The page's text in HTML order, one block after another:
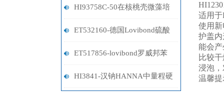
HI93700-03氨氮试剂的区别
HI93758C-50在核桃壳微藻培
养基中P利用率检测应用
ET532160-德国Lovibond硫酸
盐试剂
ET517856-lovibond罗威邦苯
酚试剂
HI3841-汉钠HANNA中量程硬
适用
使用
护盖
能会
比较
浸泡
温馨